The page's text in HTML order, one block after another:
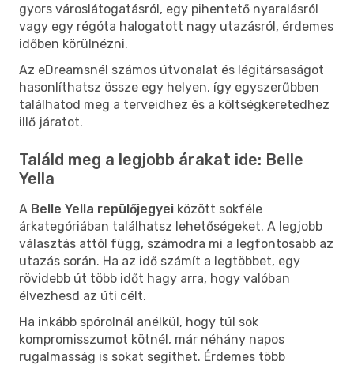
gyors városlátogatásról, egy pihentető nyaralásról
vagy egy régóta halogatott nagy utazásról, érdemes
időben körülnézni.
Az eDreamsnél számos útvonalat és légitársaságot
hasonlíthatsz össze egy helyen, így egyszerűbben
találhatod meg a terveidhez és a költségkeretedhez
illő járatot.
Találd meg a legjobb árakat ide: Belle
Yella
A Belle Yella repülőjegyei között sokféle
árkategóriában találhatsz lehetőségeket. A legjobb
választás attól függ, számodra mi a legfontosabb az
utazás során. Ha az idő számít a legtöbbet, egy
rövidebb út több időt hagy arra, hogy valóban
élvezhesd az úti célt.
Ha inkább spórolnál anélkül, hogy túl sok
kompromisszumot kötnél, már néhány napos
rugalmasság is sokat segíthet. Érdemes több